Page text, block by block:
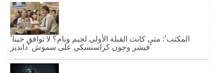
'المكتب': متى كانت القبلة الأولى لجيم وبام؟ لا توافق جينا
فيشر وجون كراسنسكي على سموش 'دانديز'